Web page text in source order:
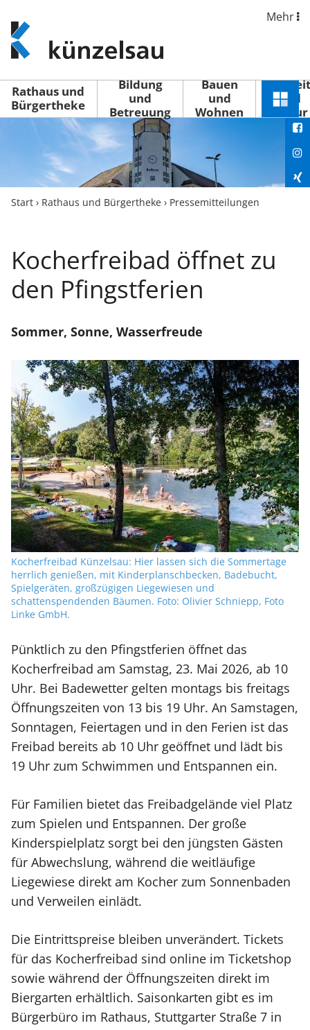
www.kuenzelsau.de
(zur
Startseite)
Mehr
Rathaus und
Bürgertheke
Bildung
und
Betreuung
Bauen
und
Wohnen
Freizeit
und
Kultur
Menü
Start › Rathaus und Bürgertheke › Pressemitteilungen
Kocherfreibad öffnet zu
den Pfingstferien
Sommer, Sonne, Wasserfreude
Kocherfreibad Künzelsau: Hier lassen sich die Sommertage
herrlich genießen, mit Kinderplanschbecken, Badebucht,
Spielgeräten, großzügigen Liegewiesen und
schattenspendenden Bäumen. Foto: Olivier Schniepp, Foto
Linke GmbH.
Pünktlich zu den Pfingstferien öffnet das
Kocherfreibad am Samstag, 23. Mai 2026, ab 10
Uhr. Bei Badewetter gelten montags bis freitags
Öffnungszeiten von 13 bis 19 Uhr. An Samstagen,
Sonntagen, Feiertagen und in den Ferien ist das
Freibad bereits ab 10 Uhr geöffnet und lädt bis
19 Uhr zum Schwimmen und Entspannen ein.
Für Familien bietet das Freibadgelände viel Platz
zum Spielen und Entspannen. Der große
Kinderspielplatz sorgt bei den jüngsten Gästen
für Abwechslung, während die weitläufige
Liegewiese direkt am Kocher zum Sonnenbaden
und Verweilen einlädt.
Die Eintrittspreise bleiben unverändert. Tickets
für das Kocherfreibad sind online im Ticketshop
sowie während der Öffnungszeiten direkt im
Biergarten erhältlich. Saisonkarten gibt es im
Bürgerbüro im Rathaus, Stuttgarter Straße 7 in